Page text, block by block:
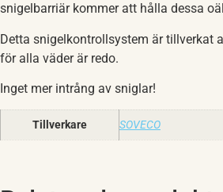
snigelbarriär kommer att hålla dessa
Detta snigelkontrollsystem är tillverkat
för alla väder är redo.
Inget mer intrång av sniglar!
Tillverkare SOVECO